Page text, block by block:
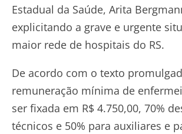
Estadual da Saúde, Arita
explicitando a grave e urgente
maior rede de hospitais do RS.
De acordo com o texto
remuneração mínima de
ser fixada em R$ 4.750,00, 70%
técnicos e 50% para auxiliares e